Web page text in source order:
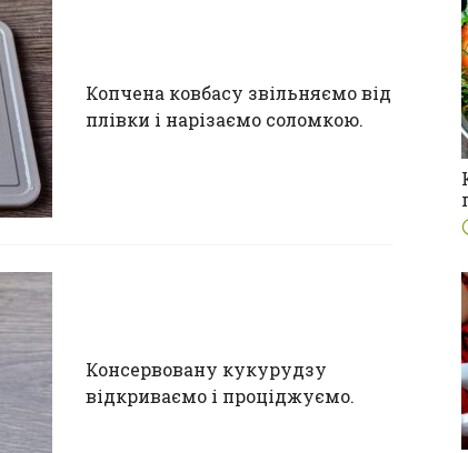
Копчена ковбасу звільняємо від
плівки і нарізаємо соломкою.
Консервовану кукурудзу
відкриваємо і проціджуємо.